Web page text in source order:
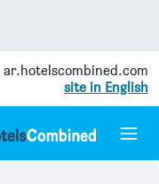
ar.hotelscombined.com
site in English